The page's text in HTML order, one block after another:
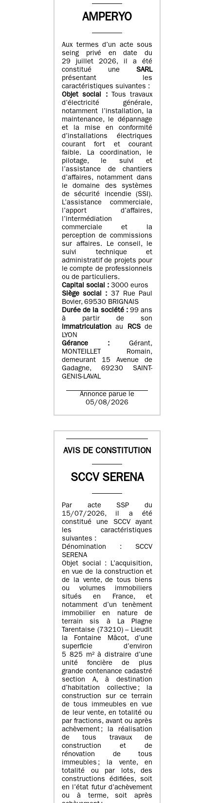
AMPERYO
Aux termes d’un acte sous
seing privé en date du
29 juillet 2026, il a été
constitué une SARL
présentant les
caractéristiques suivantes :
Objet social :
Tous travaux
d’électricité générale,
notamment l’installation, la
maintenance, le dépannage
et la mise en conformité
d’installations électriques
courant fort et courant
faible. La coordination, le
pilotage, le suivi et
l’assistance de chantiers
d’affaires, notamment dans
le domaine des systèmes
de sécurité incendie (SSI).
L’assistance commerciale,
l’apport d’affaires,
l’intermédiation
commerciale et la
perception de commissions
sur affaires. Le conseil, le
suivi technique et
administratif de projets pour
le compte de professionnels
ou de particuliers.
Capital social : 3000 euros
Siège social : 37 Rue Paul
Bovier, 69530 BRIGNAIS
Durée de la société : 99 ans
à partir de son
immatriculation au RCSde
LYON
Gérance :
Gérant,
MONTEILLET Romain,
demeurant 15 Avenue de
Gadagne, 69230 SAINT-
GENIS-LAVAL
Annonce parue le
05/08/2026
AVIS DE CONSTITUTION
SCCV SERENA
Par acte SSP du
15/07/2026, il a été
constitué une SCCV ayant
les caractéristiques
suivantes :
Dénomination : SCCV
SERENA
Objet social : L’acquisition,
en vue de la construction et
de la vente, de tous biens
ou volumes immobiliers
situés en France, et
notamment d’un tenèment
immobilier en nature de
terrain sis à La Plagne
Tarentaise (73210) – Lieudit
la Fontaine Mâcot, d’une
superficie d’environ
5 825 m² à distraire d’une
unité foncière de plus
grande contenance cadastré
section A, à destination
d’habitation collective ; la
construction sur ce terrain
de tous immeubles en vue
de leur vente, en totalité ou
par fractions, avant ou après
achèvement ; la réalisation
de tous travaux de
construction et de
rénovation de tous
immeubles ; la vente, en
totalité ou par lots, des
constructions édifiées, soit
en l’état futur d’achèvement
ou à terme, soit après